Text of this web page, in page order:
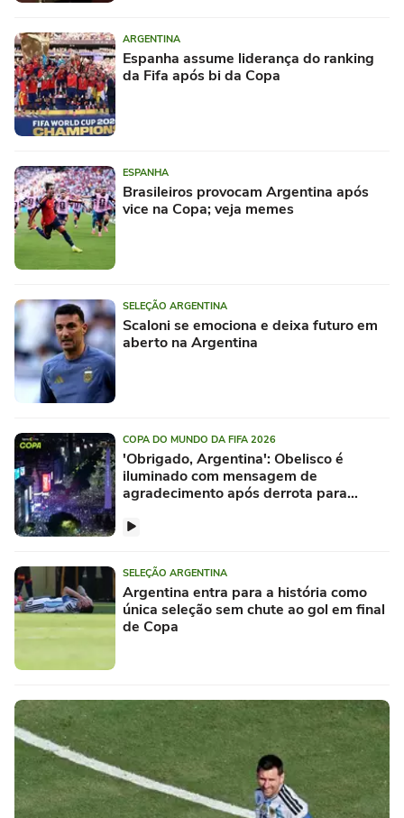
ARGENTINA
Espanha assume liderança do ranking
da Fifa após bi da Copa
ESPANHA
Brasileiros provocam Argentina após
vice na Copa; veja memes
SELEÇÃO ARGENTINA
Scaloni se emociona e deixa futuro em
aberto na Argentina
COPA DO MUNDO DA FIFA 2026
'Obrigado, Argentina': Obelisco é
iluminado com mensagem de
agradecimento após derrota para
SELEÇÃO ARGENTINA
Argentina entra para a história como
única seleção sem chute ao gol em final
de Copa